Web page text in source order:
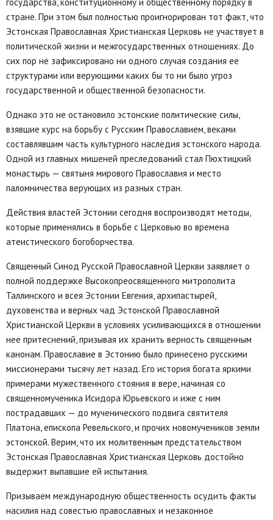
стране. При этом был полностью проигнорирован тот факт, что
Эстонская Православная Христианская Церковь не участвует в
политической жизни и межгосударственных отношениях. До
сих пор не зафиксировано ни одного случая создания ее
структурами или верующими каких бы то ни было угроз
государственной и общественной безопасности.
Однако это не остановило эстонские политические силы,
взявшие курс на борьбу с Русским Православием, веками
составлявшим часть культурного наследия эстонского народа.
Одной из главных мишеней преследований стал Пюхтицкий
монастырь — святыня мирового Православия и место
паломничества верующих из разных стран.
Действия властей Эстонии сегодня воспроизводят методы,
которые применялись в борьбе с Церковью во времена
атеистического богоборчества.
Священный Синод Русской Православной Церкви заявляет о
полной поддержке Высокопреосвященного митрополита
Таллинского и всея Эстонии Евгения, архипастырей,
духовенства и верных чад Эстонской Православной
Христианской Церкви в условиях усиливающихся в отношении
нее притеснений, призывая их хранить верность священным
канонам. Православие в Эстонию было принесено русскими
миссионерами тысячу лет назад. Его история богата яркими
примерами мужественного стояния в вере, начиная со
священномученика Исидора Юрьевского и иже с ним
пострадавших — до мученического подвига святителя
Платона, епископа Ревельского, и прочих новомучеников земли
эстонской. Верим, что их молитвенным предстательством
Эстонская Православная Христианская Церковь достойно
выдержит выпавшие ей испытания.
Призываем международную общественность осудить факты
насилия над совестью православных и незаконное